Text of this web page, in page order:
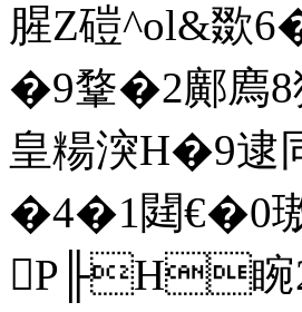
腥Z磑^ol&欼
�9鞪�2鄺廌8
皇糃湥H�9逮
�4�1閮€�0
P╟H睕2